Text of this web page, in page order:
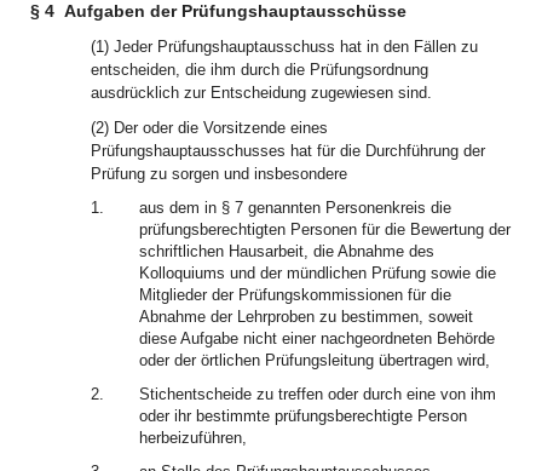
§ 4 Aufgaben der Prüfungshauptausschüsse
(1) Jeder Prüfungshauptausschuss hat in den Fällen zu
entscheiden, die ihm durch die Prüfungsordnung
ausdrücklich zur Entscheidung zugewiesen sind.
(2) Der oder die Vorsitzende eines
Prüfungshauptausschusses hat für die Durchführung der
Prüfung zu sorgen und insbesondere
1.
aus dem in § 7 genannten Personenkreis die
prüfungsberechtigten Personen für die Bewertung der
schriftlichen Hausarbeit, die Abnahme des
Kolloquiums und der mündlichen Prüfung sowie die
Mitglieder der Prüfungskommissionen für die
Abnahme der Lehrproben zu bestimmen, soweit
diese Aufgabe nicht einer nachgeordneten Behörde
oder der örtlichen Prüfungsleitung übertragen wird,
2.
Stichentscheide zu treffen oder durch eine von ihm
oder ihr bestimmte prüfungsberechtigte Person
herbeizuführen,